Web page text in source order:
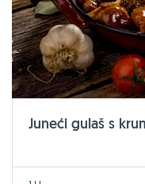
Juneći gulaš s